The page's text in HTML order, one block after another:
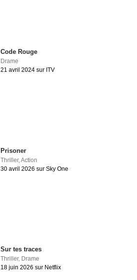
Code Rouge
Drame
21 avril 2024 sur ITV
Prisoner
Thriller,Action
30 avril 2026 sur Sky One
Sur tes traces
Thriller, Drame
18 juin 2026 sur Netflix